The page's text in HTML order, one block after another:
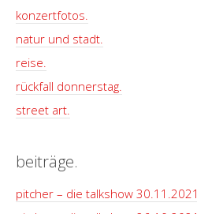
konzertfotos.
natur und stadt.
reise.
rückfall donnerstag.
street art.
beiträge.
pitcher – die talkshow 30.11.2021